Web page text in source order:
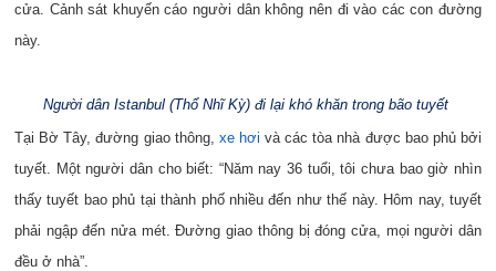
cửa. Cảnh sát khuyến cáo người dân không nên đi vào các con đường
này.
Người dân Istanbul (Thổ Nhĩ Kỳ) đi lại khó khăn trong bão tuyết
Tại Bờ Tây, đường giao thông, xe hơi và các tòa nhà được bao phủ bởi
tuyết. Một người dân cho biết: “Năm nay 36 tuổi, tôi chưa bao giờ nhìn
thấy tuyết bao phủ tại thành phố nhiều đến như thế này. Hôm nay, tuyết
phải ngập đến nửa mét. Đường giao thông bị đóng cửa, mọi người dân
đều ở nhà”.